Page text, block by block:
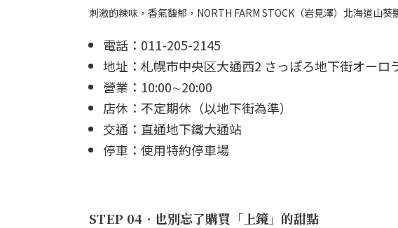
刺激的辣味，香氣馥郁，NORTH FARM STOCK（岩見澤）北海道山
電話：011-205-2145
地址：札幌市中央区大通西2 さっぽろ地下街オーロ
營業：10:00∼20:00
店休：不定期休（以地下街為準）
交通：直通地下鐵大通站
停車：使用特約停車場
STEP 04．也別忘了購買「上鏡」的甜點